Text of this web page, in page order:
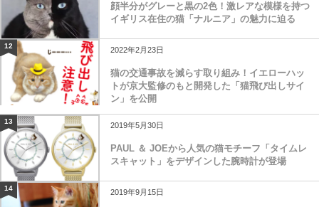
顔半分がグレーと黒の2色！激レアな模様を持つ
イギリス在住の猫「ナルニア」の魅力に迫る
12 2022年2月23日
猫の交通事故を減らす取り組み！イエローハッ
トが京大監修のもと開発した「猫飛び出しサイ
ン」を公開
13 2019年5月30日
PAUL ＆ JOEから人気の猫モチーフ「タイムレ
スキャット」をデザインした腕時計が登場
14 2019年9月15日